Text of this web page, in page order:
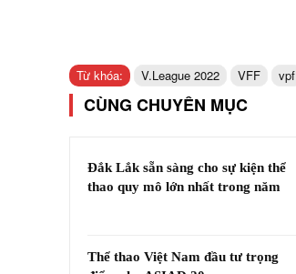
Từ khóa: V.League 2022 VFF vpf
CÙNG CHUYÊN MỤC
Đắk Lắk sẵn sàng cho sự kiện thể
thao quy mô lớn nhất trong năm
Thể thao Việt Nam đầu tư trọng